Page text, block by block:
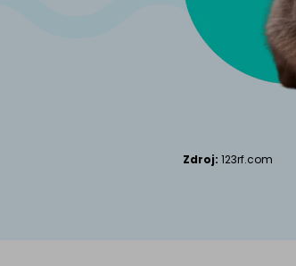
Kanadský
Zdroj: 123rf.com